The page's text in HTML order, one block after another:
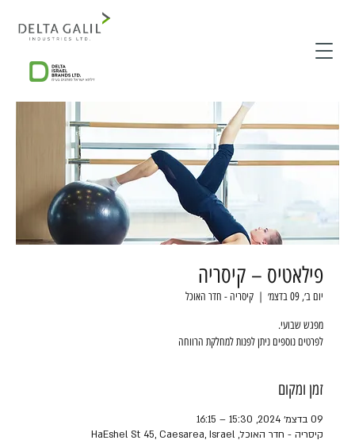
פילאטיס – קיסריה
יום ב׳, 09 בדצמ׳
  |
קיסריה - חדר האוכל
לפרטים נוספים ניתן לפנות למחלקת הרווחה
זמן ומקום
09 בדצמ׳ 2024, 15:30 – 16:15
קיסריה - חדר האוכל, HaEshel St 45, Caesarea, Israel